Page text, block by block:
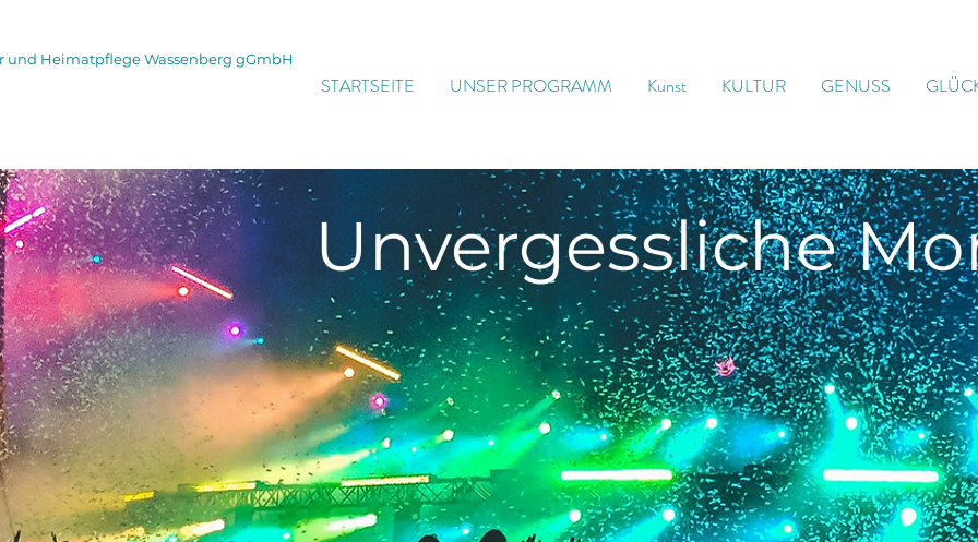
und Heimatpflege Wassenberg gGmbH
STARTSEITE UNSER PROGRAMM Kunst KULTUR GENUSS
Unvergessliche